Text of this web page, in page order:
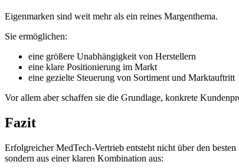
Eigenmarken sind weit mehr als ein reines Margenthema.
Sie ermöglichen:
eine größere Unabhängigkeit von Herstellern
eine klare Positionierung im Markt
eine gezielte Steuerung von Sortiment und Marktauftritt
Vor allem aber schaffen sie die Grundlage, konkrete
Fazit
Erfolgreicher MedTech-Vertrieb entsteht nicht über den besten
sondern aus einer klaren Kombination aus: